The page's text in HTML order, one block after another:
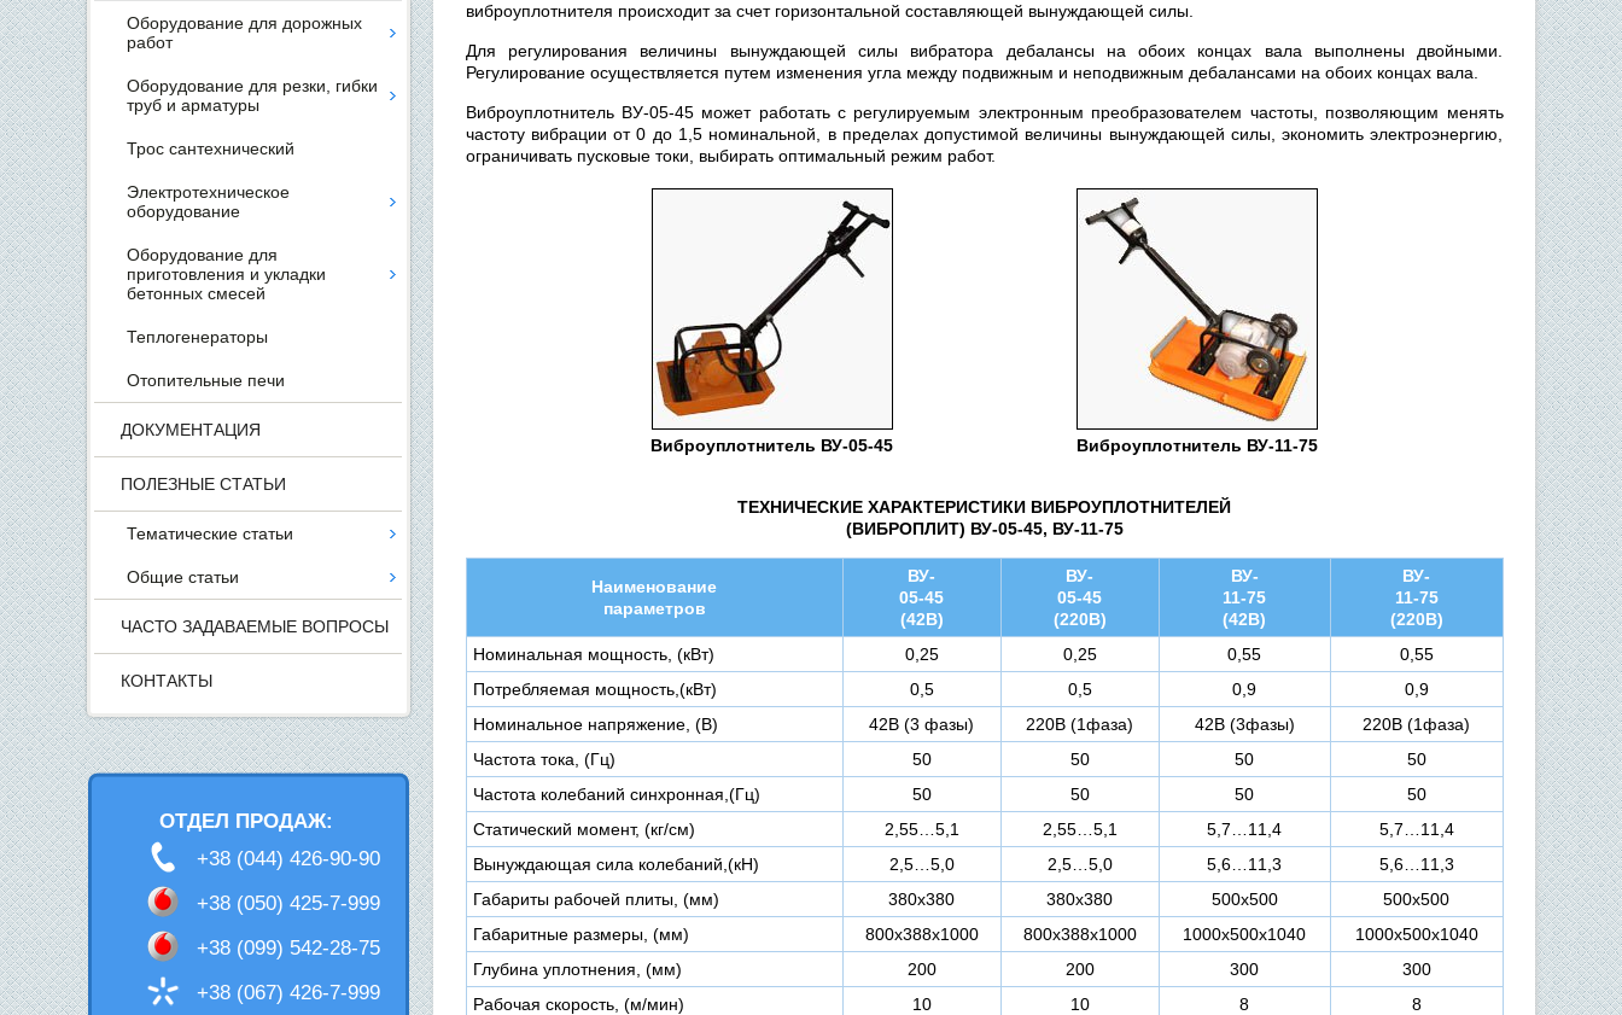
Оборудование для дорожных
работ
Оборудование для резки, гибки
труб и арматуры
Трос сантехнический
Электротехническое
оборудование
Оборудование для
приготовления и укладки
бетонных смесей
Теплогенераторы
Отопительные печи
ДОКУМЕНТАЦИЯ
ПОЛЕЗНЫЕ СТАТЬИ
Тематические статьи
Общие статьи
ЧАСТО ЗАДАВАЕМЫЕ ВОПРОСЫ
КОНТАКТЫ
ОТДЕЛ ПРОДАЖ:
+38 (044) 426-90-90
+38 (050) 425-7-999
+38 (099) 542-28-75
+38 (067) 426-7-999
виброуплотнителя происходит за счет горизонтальной составляющей вынуждающей силы.
Для регулирования величины вынуждающей силы вибратора дебалансы на обоих концах вала выполнены двойными.
Регулирование осуществляется путем изменения угла между подвижным и неподвижным дебалансами на обоих концах вала.
Виброуплотнитель ВУ-05-45 может работать с регулируемым электронным преобразователем частоты, позволяющим менять
частоту вибрации от 0 до 1,5 номинальной, в пределах допустимой величины вынуждающей силы, экономить электроэнергию,
ограничивать пусковые токи, выбирать оптимальный режим работ.
Виброуплотнитель ВУ-05-45 Виброуплотнитель ВУ-11-75
ТЕХНИЧЕСКИЕ ХАРАКТЕРИСТИКИ ВИБРОУПЛОТНИТЕЛЕЙ
(ВИБРОПЛИТ) ВУ-05-45, ВУ-11-75
Наименование
параметров
ВУ-
05-45
(42В)
ВУ-
05-45
(220В)
ВУ-
11-75
(42В)
ВУ-
11-75
(220В)
Номинальная мощность, (кВт)
0,25 0,25 0,55
0,55
Потребляемая мощность,(кВт)
0,5 0,5 0,9
0,9
Номинальное напряжение, (В)
42В (3 фазы) 220В (1фаза) 42В (3фазы)
220В (1фаза)
Частота тока, (Гц)
50 50 50
50
Частота колебаний синхронная,(Гц)
50 50 50
50
Статический момент, (кг/см)
2,55…5,1 2,55…5,1 5,7…11,4
5,7…11,4
Вынуждающая сила колебаний,(кН)
2,5…5,0 2,5…5,0 5,6…11,3
5,6…11,3
Габариты рабочей плиты, (мм)
380х380 380х380 500х500
500х500
Габаритные размеры, (мм)
800х388х1000 800х388х1000 1000х500х1040
1000х500х1040
Глубина уплотнения, (мм)
200 200 300
300
Рабочая скорость, (м/мин)
10 10 8
8